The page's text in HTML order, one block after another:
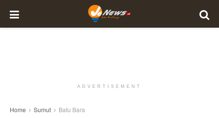
ADVERTISEMENT
Home Sumut Batu Bara